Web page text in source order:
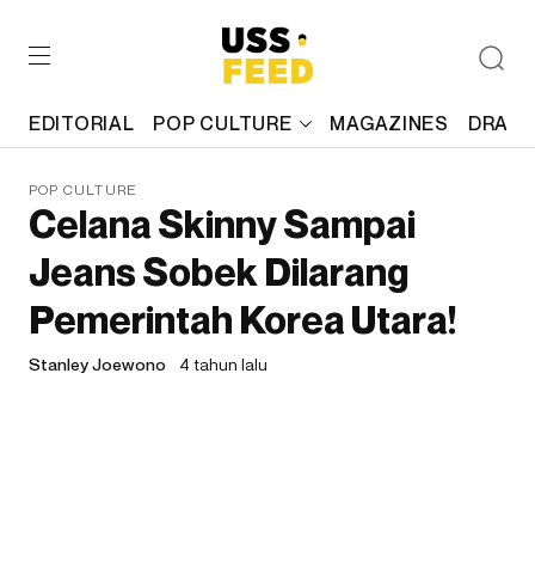
EDITORIAL POP CULTURE MAGAZINES
POP CULTURE
Celana Skinny Sampai
Jeans Sobek Dilarang
Pemerintah Korea Utara!
Stanley Joewono 4 tahun lalu